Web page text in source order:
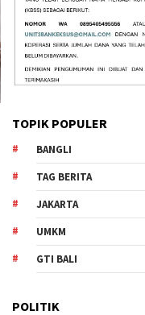
TOPIK POPULER
BANGLI
TAG BERITA
JAKARTA
UMKM
GTI BALI
POLITIK